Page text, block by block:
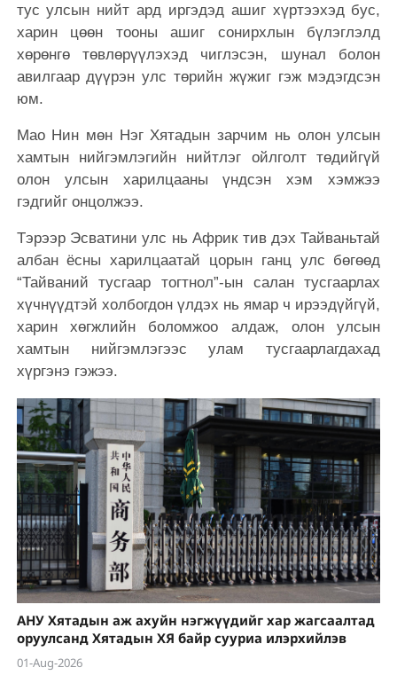
тус улсын нийт ард иргэдэд ашиг хүртээхэд бус,
харин цөөн тооны ашиг сонирхлын бүлэглэлд
хөрөнгө төвлөрүүлэхэд чиглэсэн, шунал болон
авилгаар дүүрэн улс төрийн жүжиг гэж мэдэгдсэн
юм.
Мао Нин мөн Нэг Хятадын зарчим нь олон улсын
хамтын нийгэмлэгийн нийтлэг ойлголт төдийгүй
олон улсын харилцааны үндсэн хэм хэмжээ
гэдгийг онцолжээ.
Тэрээр Эсватини улс нь Африк тив дэх Тайваньтай
албан ёсны харилцаатай цорын ганц улс бөгөөд
“Тайваний тусгаар тогтнол”-ын салан тусгаарлах
хүчнүүдтэй холбогдон үлдэх нь ямар ч ирээдүйгүй,
харин хөгжлийн боломжоо алдаж, олон улсын
хамтын нийгэмлэгээс улам тусгаарлагдахад
хүргэнэ гэжээ.
АНУ Хятадын аж ахуйн нэгжүүдийг хар жагсаалтад
оруулсанд Хятадын ХЯ байр сууриа илэрхийлэв
01-Aug-2026